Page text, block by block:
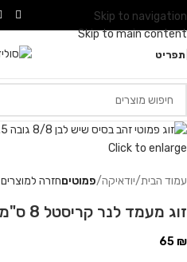
Skip to navigation
Skip to main content
תפריט
Click to enlarge
עמוד הבית יודאיקה פמוטיםחזרה למוצרים
זוג מעמד לנר קריסטל 8 ס"מ צבע ענבר
65₪